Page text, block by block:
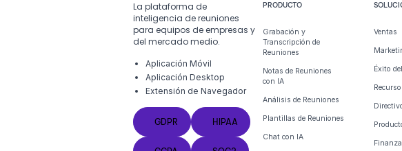
La plataforma de
inteligencia de reuniones
para equipos de empresas y
del mercado medio.
Aplicación Móvil
Aplicación Desktop
Extensión de Navegador
GDPR
GDPR
HIPAA
HIPAA
CCPA SOC2
PRODUCTO
Grabación y
Transcripción de
Reuniones
Notas de Reuniones
con IA
Análisis de Reuniones
Plantillas de Reuniones
Chat con IA
Ventas
Éxito